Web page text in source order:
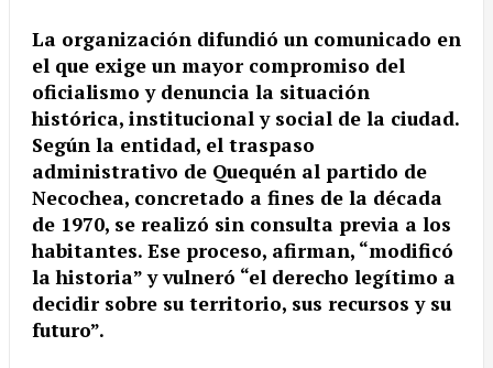
La organización difundió un comunicado en
el que exige un mayor compromiso del
oficialismo y denuncia la situación
histórica, institucional y social de la ciudad.
Según la entidad, el traspaso
administrativo de Quequén al partido de
Necochea, concretado a fines de la década
de 1970, se realizó sin consulta previa a los
habitantes. Ese proceso, afirman, “modificó
la historia” y vulneró “el derecho legítimo a
decidir sobre su territorio, sus recursos y su
futuro”.